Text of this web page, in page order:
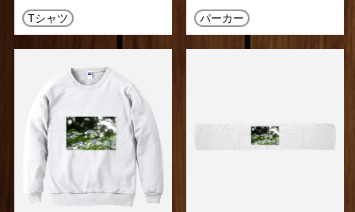
Tシャツ パーカー